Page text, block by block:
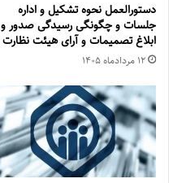
دستورالعمل نحوه تشکیل و اداره
جلسات و چگونگی رسیدگی صدور و
‏ابلاغ تصمیمات و‎ ‎آرای هیئت نظارت
۱۲ مرداد‌ماه ۱۴۰۵